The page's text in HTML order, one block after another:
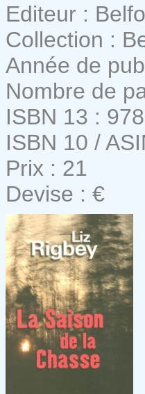
Editeur :
Collection :
Année de
Nombre de
ISBN 13 :
ISBN 10 /
Prix : 21
Devise : €